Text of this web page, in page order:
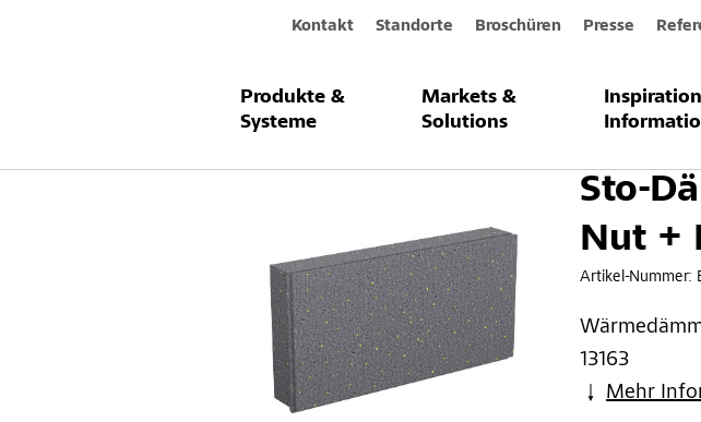
Kontakt Standorte Broschüren Presse
Produkte &
Systeme
Markets &
Solutions
Produkte & Systeme Sto-Dämmplatte Top32 Nut + Feder Bausatz
Sto-
Nut +
Artikel-Nummer:
13163
Mehr